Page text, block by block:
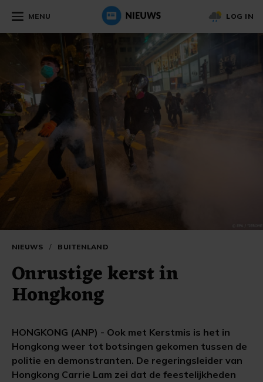
MENU LOG IN
NIEUWS / BUITENLAND
Onrustige kerst in
Hongkong
HONGKONG (ANP) - Ook met Kerstmis is het in
Hongkong weer tot botsingen gekomen tussen de
politie en demonstranten. De regeringsleider van
Hongkong Carrie Lam zei dat de feestelijkheden